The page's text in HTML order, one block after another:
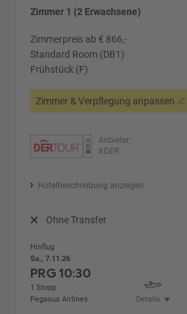
Zimmer 1 (2 Erwachsene)
Zimmerpreis ab € 866,-
Standard Room (DB1)
Frühstück (F)
Zimmer & Verpflegung anpassen
Anbieter:
XDER
Hotelbeschreibung anzeigen
Ohne Transfer
Hinflug
Sa., 7.11.26
PRG10:30
1 Stopp
Pegasus Airlines
Details